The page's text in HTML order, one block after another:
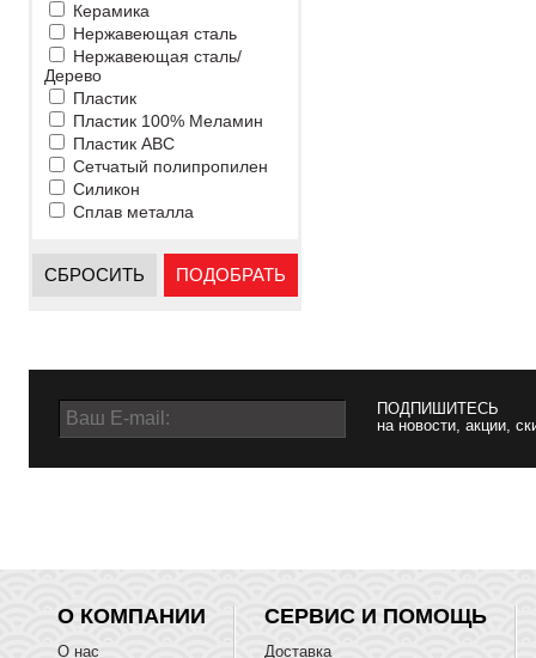
Керамика
Нержавеющая сталь
Нержавеющая сталь/
Дерево
Пластик
Пластик 100% Меламин
Пластик ABC
Сетчатый полипропилен
Силикон
Сплав металла
СБРОСИТЬ ПОДОБРАТЬ
ПОДПИШИТЕСЬ
на новости, акции,
О КОМПАНИИ
О нас
СЕРВИС И ПОМОЩЬ
Доставка